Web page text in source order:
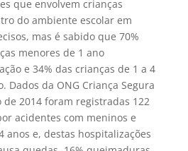
que envolvem crianças
do ambiente escolar em
mas é sabido que 70%
menores de 1 ano
e 34% das crianças de 1 a 4
Dados da ONG Criança Segura
2014 foram registradas 122
acidentes com meninos e
anos e, destas hospitalizações